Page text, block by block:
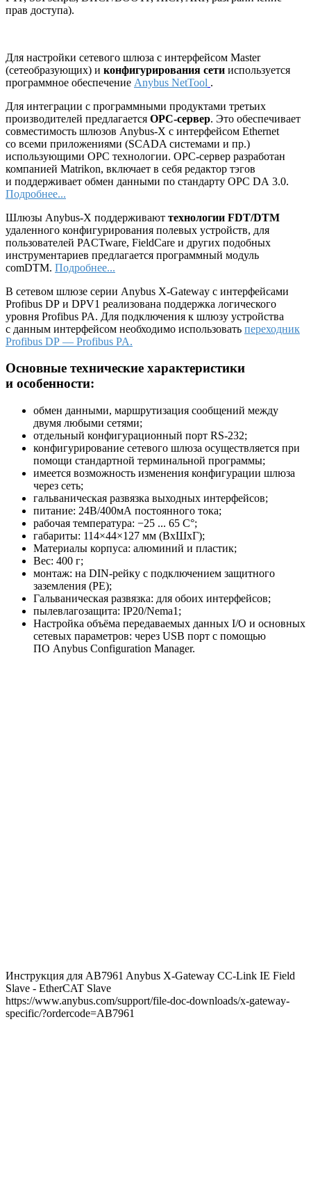
прав доступа).
Для настройки сетевого шлюза с интерфейсом Master
(сетеобразующих) и конфигурирования сети используется
программное обеспечение Anybus NetTool .
Для интеграции с программными продуктами третьих
производителей предлагается ОРС-сервер. Это обеспечивает
совместимость шлюзов Anybus-X с интерфейсом Ethernet
со всеми приложениями (SCADA системами и пр.)
использующими ОРС технологии. ОРС-сервер разработан
компанией Matrikon, включает в себя редактор тэгов
и поддерживает обмен данными по стандарту OPC DA 3.0.
Подробнее...
Шлюзы Anybus-X поддерживают технологии FDT/DTM
удаленного конфигурирования полевых устройств, для
пользователей PACTware, FieldCare и других подобных
инструментариев предлагается программный модуль
comDTM. Подробнее...
В сетевом шлюзе серии Anybus X-Gateway с интерфейсами
Profibus DP и DPV1 реализована поддержка логического
уровня Profibus PA. Для подключения к шлюзу устройства
с данным интерфейсом необходимо использовать переходник
Profibus DP — Profibus PA.
Основные технические характеристики
и особенности:
обмен данными, маршрутизация сообщений между
двумя любыми сетями;
отдельный конфигурационный порт RS-232;
конфигурирование сетевого шлюза осуществляется при
помощи стандартной терминальной программы;
имеется возможность изменения конфигурации шлюза
через сеть;
гальваническая развязка выходных интерфейсов;
питание: 24В/400мА постоянного тока;
рабочая температура: −25 ... 65 С°;
габариты: 114×44×127 мм (ВхШхГ);
Материалы корпуса: алюминий и пластик;
Вес: 400 г;
монтаж: на DIN-рейку с подключением защитного
заземления (РЕ);
Гальваническая развязка: для обоих интерфейсов;
пылевлагозащита: IP20/Nema1;
Настройка объёма передаваемых данных I/O и основных
сетевых параметров: через USB порт с помощью
ПО Anybus Configuration Manager.
Инструкция для AB7961 Anybus X-Gateway CC-Link IE Field
Slave - EtherCAT Slave
https://www.anybus.com/support/file-doc-downloads/x-gateway-
specific/?ordercode=AB7961